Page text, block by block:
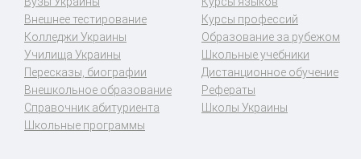
Внешнее тестирование
Колледжи Украины
Училища Украины
Пересказы, биографии
Внешкольное образование
Справочник абитуриента
Школьные программы
Курсы профессий
Образование за рубежом
Школьные учебники
Дистанционное обучение
Рефераты
Школы Украины